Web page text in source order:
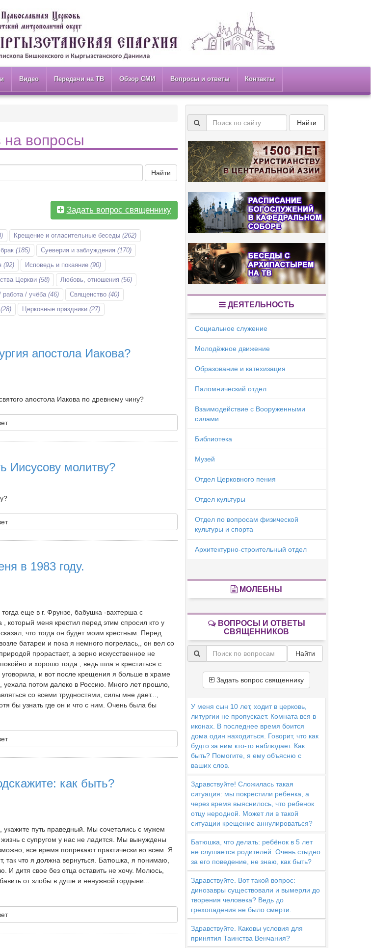
Видео Передачи на ТВ Обзор СМИ Вопросы и ответы Контакты
вопросы
Найти
Задать вопрос священнику
Крещение и огласительные беседы (262)
(185) Суеверия и заблуждения (170)
(92) Исповедь и покаяние (90)
Церкви (58) Любовь, отношения (56)
работа / учёба (46) Священство (40)
(28) Церковные праздники (27)
апостола Иакова?
апостола Иакова по древнему чину?
Иисусову молитву?
в 1983 году.
еще в г. Фрунзе, бабушка -вахтерша с
меня крестил перед этим спросил кто у
что тогда он будет моим крестным. Перед
батареи и пока я немного погрелась,, он вел со
прорастает, а зерно искусственное не
и хорошо тогда , ведь шла я креститься с
и вот после крещения я больше в храме
потом далеко в Россию. Много лет прошло,
со всеми трудностями, силы мне дает...,
бы узнать где он и что с ним. Очень была бы
как быть?
путь праведный. Мы сочетались с мужем
с супругом у нас не ладится. Мы вынуждены
все время попрекают практически во всем. Я
что я должна вернуться. Батюшка, я понимаю,
дитя свое без отца оставить не хочу. Молюсь,
от злобы в душе и ненужной гордыни...
Найти
ДЕЯТЕЛЬНОСТЬ
Социальное служение
Молодёжное движение
Образование и катехизация
Паломнический отдел
Взаимодействие с Вооруженными
силами
Библиотека
Музей
Отдел Церковного пения
Отдел культуры
Отдел по вопросам физической
культуры и спорта
Архитектурно-строительный отдел
МОЛЕБНЫ
ВОПРОСЫ И ОТВЕТЫ
СВЯЩЕННИКОВ
Найти
Задать вопрос священнику
У меня сын 10 лет, ходит в церковь,
литургии не пропускает. Комната вся в
иконах. В последнее время боится
дома один находиться. Говорит, что как
будто за ним кто-то наблюдает. Как
быть? Помогите, я ему объясню с
ваших слов.
Здравствуйте! Сложилась такая
ситуация: мы покрестили ребенка, а
через время выяснилось, что ребенок
отцу неродной. Может ли в такой
ситуации крещение аннулироваться?
Батюшка, что делать: ребёнок в 5 лет
не слушается родителей. Очень стыдно
за его поведение, не знаю, как быть?
Здравствуйте. Вот такой вопрос:
динозавры существовали и вымерли до
творения человека? Ведь до
грехопадения не было смерти.
Здравствуйте. Каковы условия для
принятия Таинства Венчания?